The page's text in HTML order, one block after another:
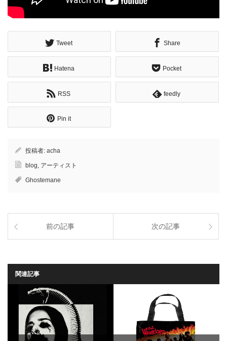
Tweet Share
Hatena Pocket
RSS feedly
Pin it
投稿者: acha
blog, アーティスト
Ghostemane
前の記事 次の記事
関連記事